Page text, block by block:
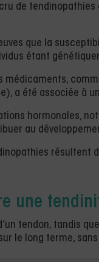
de
que la
étant
médicaments,
a été associée à
hormonales,
au
résultent
une
tendon, tandis
le long terme,